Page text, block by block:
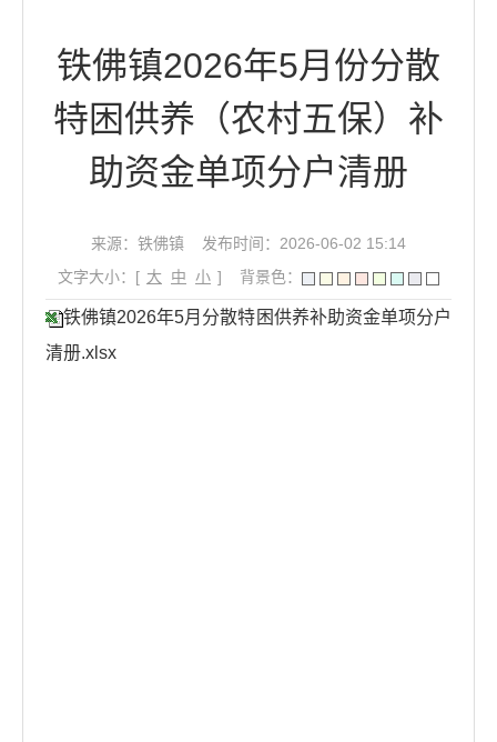
铁佛镇2026年5月份分散
特困供养（农村五保）补
助资金单项分户清册
来源：铁佛镇
发布时间：2026-06-02 15:14
文字大小：[ 大 中 小 ] 背景色：
铁佛镇2026年5月分散特困供养补助资金单项分户
清册.xlsx